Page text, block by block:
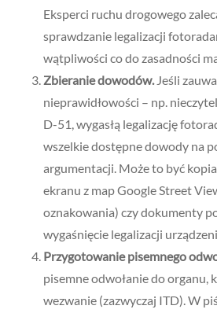
Eksperci ruchu drogowego
sprawdzanie legalizacji
wątpliwości co do zasadności
Zbieranie dowodów. Jeśli
nieprawidłowości – np.
D-51, wygasłą legalizację
wszelkie dostępne dowody na
argumentacji. Może to być
ekranu z map Google Street
oznakowania) czy dokumenty
wygaśnięcie legalizacji
Przygotowanie pisemnego
pisemne odwołanie do organu,
wezwanie (zazwyczaj ITD). W